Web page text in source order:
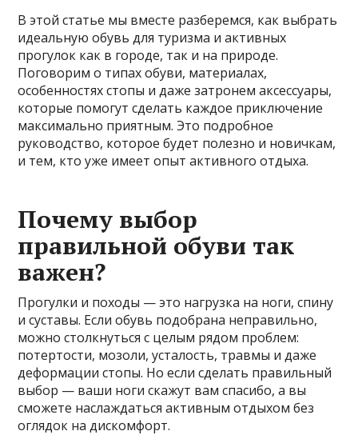
В этой статье мы вместе разберемся, как выбрать
идеальную обувь для туризма и активных
прогулок как в городе, так и на природе.
Поговорим о типах обуви, материалах,
особенностях стопы и даже затронем аксессуары,
которые помогут сделать каждое приключение
максимально приятным. Это подробное
руководство, которое будет полезно и новичкам,
и тем, кто уже имеет опыт активного отдыха.
Почему выбор
правильной обуви так
важен?
Прогулки и походы — это нагрузка на ноги, спину
и суставы. Если обувь подобрана неправильно,
можно столкнуться с целым рядом проблем:
потертости, мозоли, усталость, травмы и даже
деформации стопы. Но если сделать правильный
выбор — ваши ноги скажут вам спасибо, а вы
сможете наслаждаться активным отдыхом без
оглядок на дискомфорт.